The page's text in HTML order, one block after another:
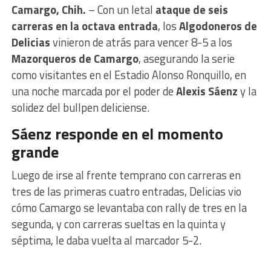
Camargo, Chih. – Con un letal ataque de seis
carreras en la octava entrada, losAlgodoneros de
Deliciasvinieron de atrás para vencer 8-5 a los
Mazorqueros de Camargo, asegurando la serie
como visitantes en el Estadio Alonso Ronquillo, en
una noche marcada por el poder deAlexis Sáenzy la
solidez del bullpen deliciense.
Sáenz responde en el momento
grande
Luego de irse al frente temprano con carreras en
tres de las primeras cuatro entradas, Delicias vio
cómo Camargo se levantaba con rally de tres en la
segunda, y con carreras sueltas en la quinta y
séptima, le daba vuelta al marcador 5-2.